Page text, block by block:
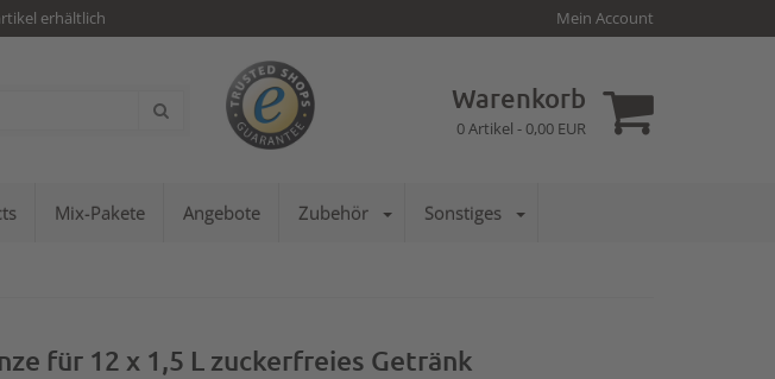
erhältlich Mein Account
Warenkorb
0Artikel - 0,00 EUR
Mix-Pakete Angebote Zubehör Sonstiges
für 12 x 1,5 L zuckerfreies Getränk